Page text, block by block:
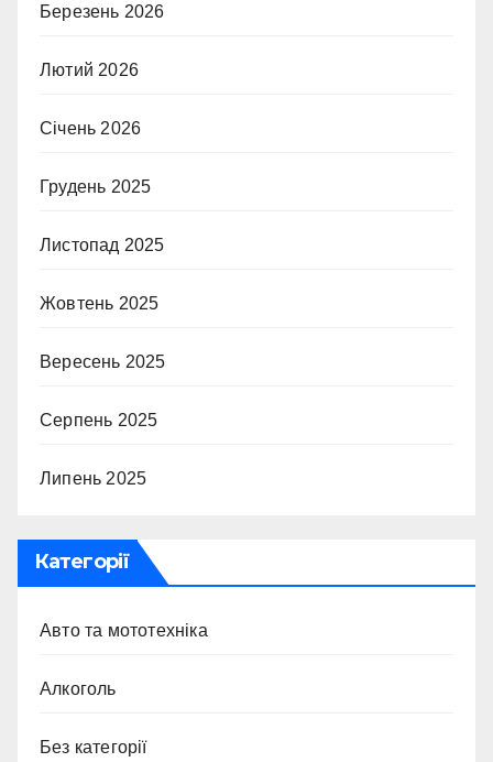
Березень 2026
Лютий 2026
Січень 2026
Грудень 2025
Листопад 2025
Жовтень 2025
Вересень 2025
Серпень 2025
Липень 2025
Категорії
Авто та мототехніка
Алкоголь
Без категорії